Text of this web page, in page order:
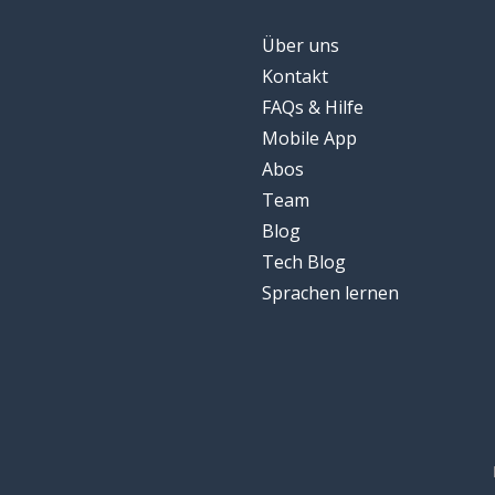
Über uns
Kontakt
FAQs & Hilfe
Mobile App
Abos
Team
Blog
Tech Blog
Sprachen lernen